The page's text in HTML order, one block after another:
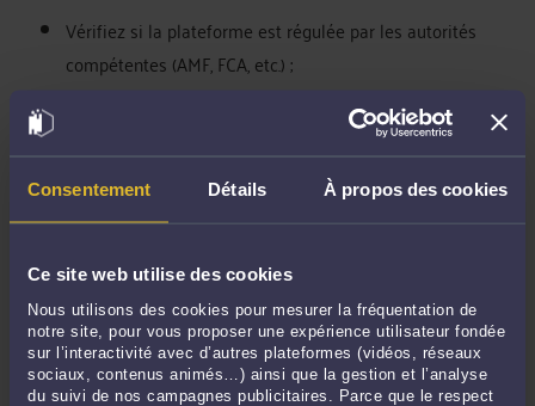
Consentement Détails À propos des cookies
Ce site web utilise des cookies
Nous utilisons des cookies pour mesurer la fréquentation de
notre site, pour vous proposer une expérience utilisateur fondée
sur l’interactivité avec d’autres plateformes (vidéos, réseaux
sociaux, contenus animés…) ainsi que la gestion et l’analyse
du suivi de nos campagnes publicitaires. Parce que le respect
Vérifiez si la plateforme est régulée par les autorités
compétentes (AMF, FCA, etc.) ;
Analysez les mentions légales et assurez-vous de leur
transparence ;
Ne croyez pas aux promesses de rendements élevés
garantis ;
Évitez les plateformes qui pratiquent un démarchage
agressif ou non sollicité.
Ces étapes vous permettront de vous prémunir contre les
arnaques et de protéger vos investissements.